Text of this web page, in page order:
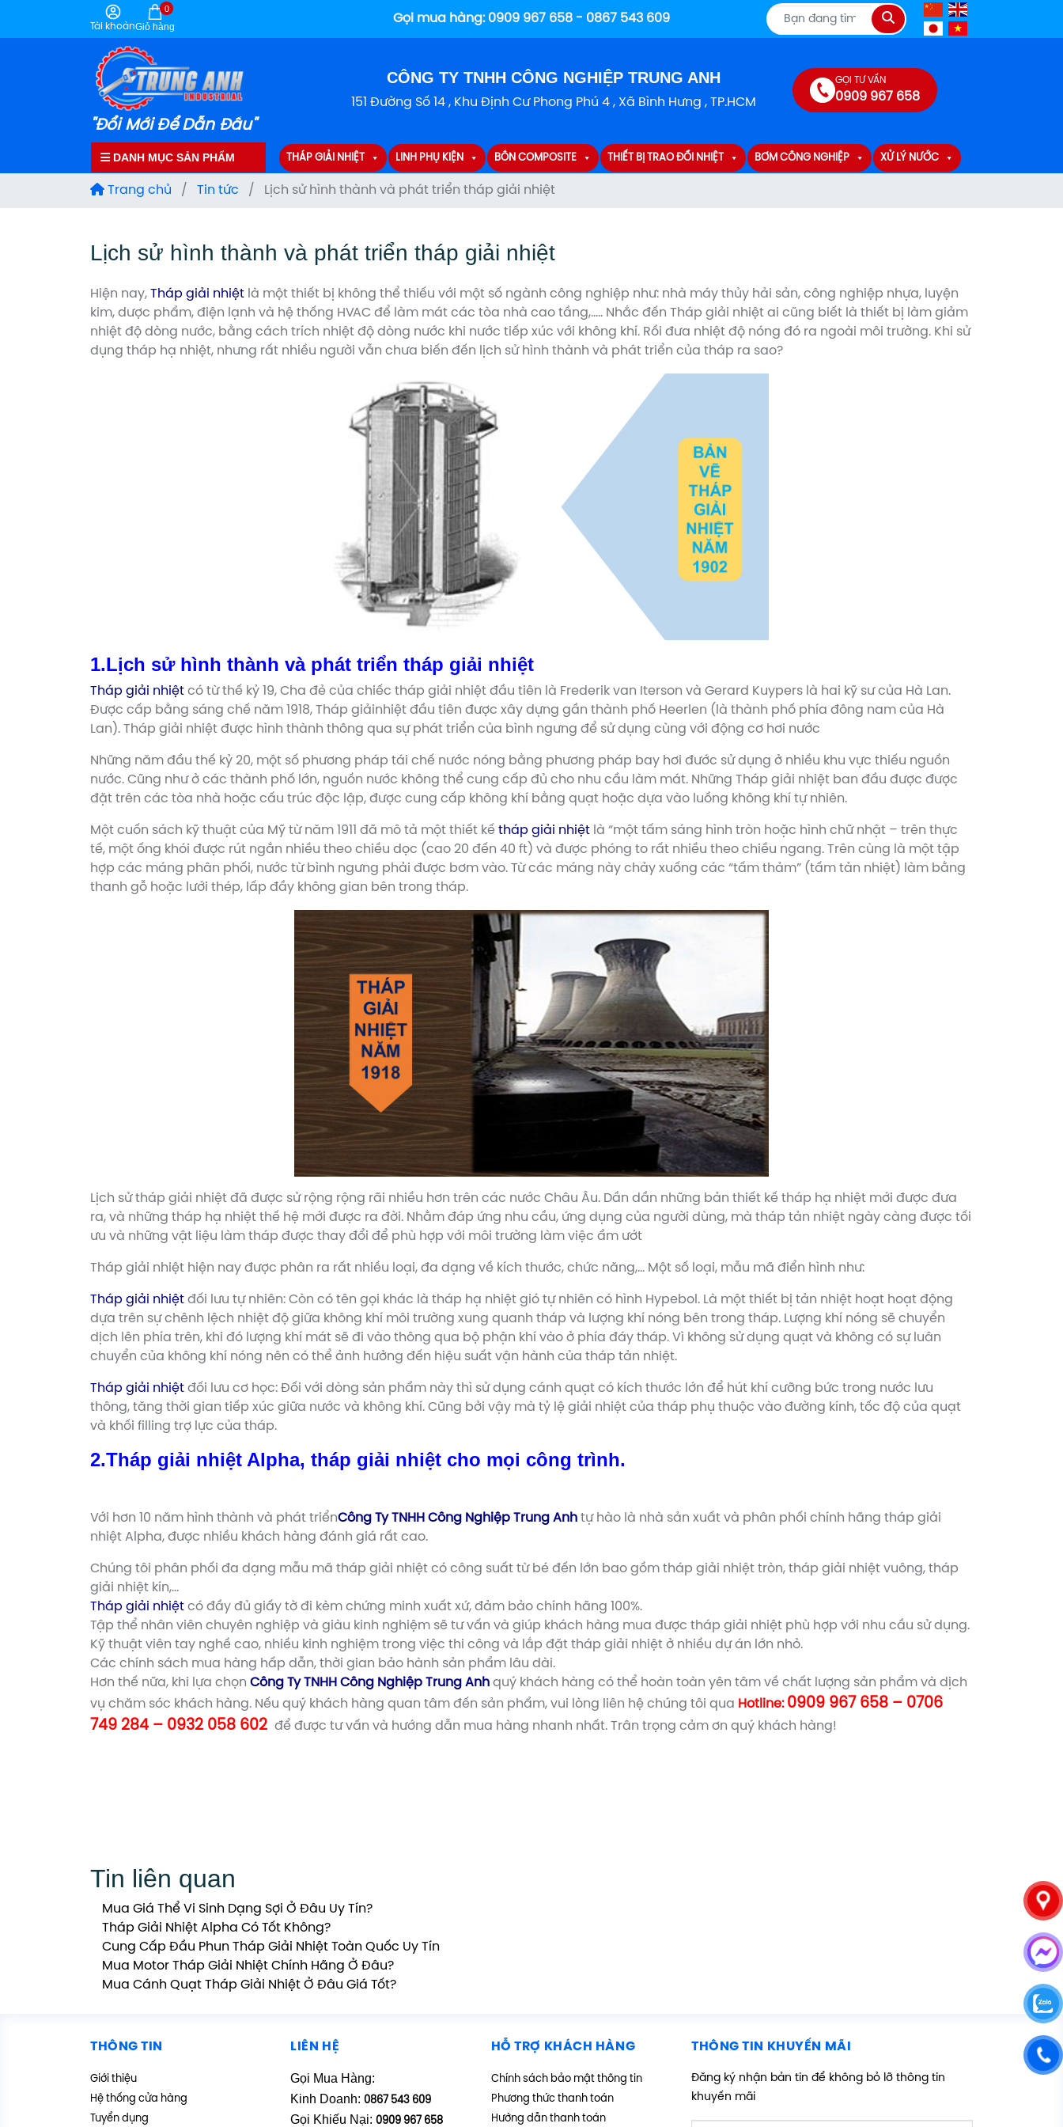
Tài khoảnGiỏ hàng
0
Gọi mua hàng: 0909 967 658 - 0867 543 609
Tìm
kiếm
"Đổi Mới Để Dẫn Đầu"
CÔNG TY TNHH CÔNG NGHIỆP TRUNG ANH
151 Đường Số 14 , Khu Định Cư Phong Phú 4 , Xã Bình Hưng , TP.HCM
GỌI TƯ VẤN
0909 967 658
DANH MỤC SẢN PHẨM THÁP GIẢI NHIỆT LINH PHỤ KIỆN BỒN COMPOSITE THIẾT BỊ TRAO ĐỔI NHIỆT BƠM CÔNG NGHIỆP XỬ LÝ NƯỚC
Trang chủ / Tin tức / Lịch sử hình thành và phát triển tháp giải nhiệt
Lịch sử hình thành và phát triển tháp giải nhiệt
Hiện nay, Tháp giải nhiệt là một thiết bị không thể thiếu với một số ngành công nghiệp như: nhà máy thủy hải sản, công nghiệp nhựa, luyện
kim, dược phẩm, điện lạnh và hệ thống HVAC để làm mát các tòa nhà cao tầng,….. Nhắc đến Tháp giải nhiệt ai cũng biết là thiết bị làm giảm
nhiệt độ dòng nước, bằng cách trích nhiệt độ dòng nước khi nước tiếp xúc với không khí. Rồi đưa nhiệt độ nóng đó ra ngoài môi trường. Khi sử
dụng tháp hạ nhiệt, nhưng rất nhiều người vẫn chưa biến đến lịch sử hình thành và phát triển của tháp ra sao?
1.Lịch sử hình thành và phát triển tháp giải nhiệt
Tháp giải nhiệt có từ thế kỷ 19, Cha đẻ của chiếc tháp giải nhiệt đầu tiên là Frederik van Iterson và Gerard Kuypers là hai kỹ sư của Hà Lan.
Được cấp bằng sáng chế năm 1918, Tháp giảinhiệt đầu tiên được xây dựng gần thành phố Heerlen (là thành phố phía đông nam của Hà
Lan). Tháp giải nhiệt được hình thành thông qua sự phát triển của bình ngưng để sử dụng cùng với động cơ hơi nước
Những năm đầu thế kỷ 20, một số phương pháp tái chế nước nóng bằng phương pháp bay hơi đước sử dụng ở nhiều khu vực thiếu nguồn
nước. Cũng như ở các thành phố lớn, nguồn nước không thể cung cấp đủ cho nhu cầu làm mát. Những Tháp giải nhiệt ban đầu được được
đặt trên các tòa nhà hoặc cấu trúc độc lập, được cung cấp không khí bằng quạt hoặc dựa vào luồng không khí tự nhiên.
Một cuốn sách kỹ thuật của Mỹ từ năm 1911 đã mô tả một thiết kế tháp giải nhiệt là “một tấm sáng hình tròn hoặc hình chữ nhật – trên thực
tế, một ống khói được rút ngắn nhiều theo chiều dọc (cao 20 đến 40 ft) và được phóng to rất nhiều theo chiều ngang. Trên cùng là một tập
hợp các máng phân phối, nước từ bình ngưng phải được bơm vào. Từ các máng này chảy xuống các “tấm thảm” (tấm tản nhiệt) làm bằng
thanh gỗ hoặc lưới thép, lấp đầy không gian bên trong tháp.
Lịch sử tháp giải nhiệt đã được sử rộng rộng rãi nhiều hơn trên các nước Châu Âu. Dần dần những bản thiết kế tháp hạ nhiệt mới được đưa
ra, và những tháp hạ nhiệt thế hệ mới được ra đời. Nhằm đáp ứng nhu cầu, ứng dụng của người dùng, mà tháp tản nhiệt ngày càng được tối
ưu và những vật liệu làm tháp được thay đổi để phù hợp với môi trường làm việc ẩm ướt
Tháp giải nhiệt hiện nay được phân ra rất nhiều loại, đa dạng về kích thước, chức năng,… Một số loại, mẫu mã điển hình như:
Tháp giải nhiệt đối lưu tự nhiên: Còn có tên gọi khác là tháp hạ nhiệt gió tự nhiên có hình Hypebol. Là một thiết bị tản nhiệt hoạt hoạt động
dựa trên sự chênh lệch nhiệt độ giữa không khí môi trường xung quanh tháp và lượng khí nóng bên trong tháp. Lượng khí nóng sẽ chuyển
dịch lên phía trên, khi đó lượng khí mát sẽ đi vào thông qua bộ phận khí vào ở phía đáy tháp. Vì không sử dụng quạt và không có sự luân
chuyển của không khí nóng nên có thể ảnh hưởng đến hiệu suất vận hành của tháp tản nhiệt.
Tháp giải nhiệt đối lưu cơ học: Đối với dòng sản phẩm này thì sử dụng cánh quạt có kích thước lớn để hút khí cưỡng bức trong nước lưu
thông, tăng thời gian tiếp xúc giữa nước và không khí. Cũng bởi vậy mà tỷ lệ giải nhiệt của tháp phụ thuộc vào đường kính, tốc độ của quạt
và khối filling trợ lực của tháp.
2.Tháp giải nhiệt Alpha, tháp giải nhiệt cho mọi công trình.
Với hơn 10 năm hình thành và phát triểnCông Ty TNHH Công Nghiệp Trung Anh tự hào là nhà sản xuất và phân phối chính hãng tháp giải
nhiệt Alpha, được nhiều khách hàng đánh giá rất cao.
Chúng tôi phân phối đa dạng mẫu mã tháp giải nhiệt có công suất từ bé đến lớn bao gồm tháp giải nhiệt tròn, tháp giải nhiệt vuông, tháp
giải nhiệt kín,…
Tháp giải nhiệt có đầy đủ giấy tờ đi kèm chứng minh xuất xứ, đảm bảo chính hãng 100%.
Tập thể nhân viên chuyên nghiệp và giàu kinh nghiệm sẽ tư vấn và giúp khách hàng mua được tháp giải nhiệt phù hợp với nhu cầu sử dụng.
Kỹ thuật viên tay nghề cao, nhiều kinh nghiệm trong việc thi công và lắp đặt tháp giải nhiệt ở nhiều dự án lớn nhỏ.
Các chính sách mua hàng hấp dẫn, thời gian bảo hành sản phẩm lâu dài.
Hơn thế nữa, khi lựa chọn Công Ty TNHH Công Nghiệp Trung Anh quý khách hàng có thể hoàn toàn yên tâm về chất lượng sản phẩm và dịch
vụ chăm sóc khách hàng. Nếu quý khách hàng quan tâm đến sản phẩm, vui lòng liên hệ chúng tôi qua Hotline: 0909 967 658 – 0706
749 284 – 0932 058 602 để được tư vấn và hướng dẫn mua hàng nhanh nhất. Trân trọng cảm ơn quý khách hàng!
Tin liên quan
Mua Giá Thể Vi Sinh Dạng Sợi Ở Đâu Uy Tín?
Tháp Giải Nhiệt Alpha Có Tốt Không?
Cung Cấp Đầu Phun Tháp Giải Nhiệt Toàn Quốc Uy Tín
Mua Motor Tháp Giải Nhiệt Chính Hãng Ở Đâu?
Mua Cánh Quạt Tháp Giải Nhiệt Ở Đâu Giá Tốt?
THÔNG TIN
Giới thiệu
Hệ thống cửa hàng
Tuyển dụng
LIÊN HỆ
Gọi Mua Hàng:
Kinh Doanh: 0867 543 609
Gọi Khiếu Nại:0909 967 658
HỖ TRỢ KHÁCH HÀNG
Chính sách bảo mật thông tin
Phương thức thanh toán
Hướng dẫn thanh toán
THÔNG TIN KHUYẾN MÃI
Đăng ký nhận bản tin để không bỏ lỡ thông tin
khuyến mãi